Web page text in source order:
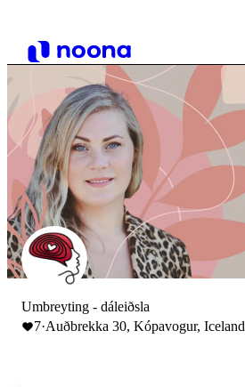
Umbreyting - dáleiðsla
7·Auðbrekka 30, Kópavogur, Iceland